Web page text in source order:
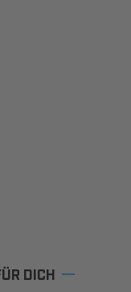
DICH